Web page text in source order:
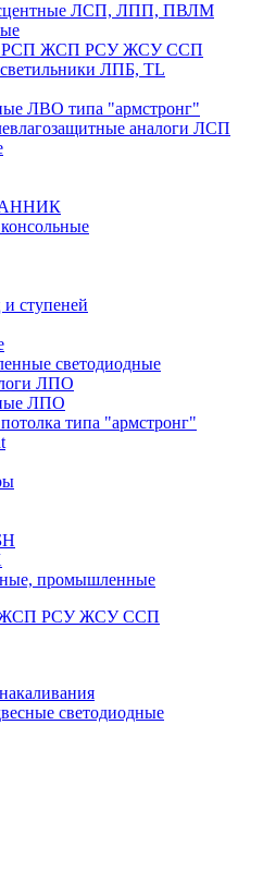
ЛСП, ЛПП, ПВЛМ
РСП ЖСП РСУ ЖСУ ССП
ЛПБ, TL
ЛВО типа "армстронг"
аналоги ЛСП
и ступеней
светодиодные
ЛПО
ЛПО
типа "армстронг"
промышленные
ЖСП РСУ ЖСУ ССП
светодиодные